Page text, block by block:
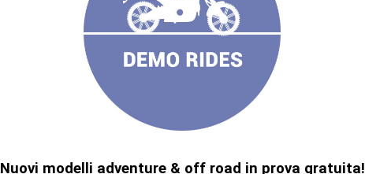
Nuovi modelli adventure & off road in prova gratuita!